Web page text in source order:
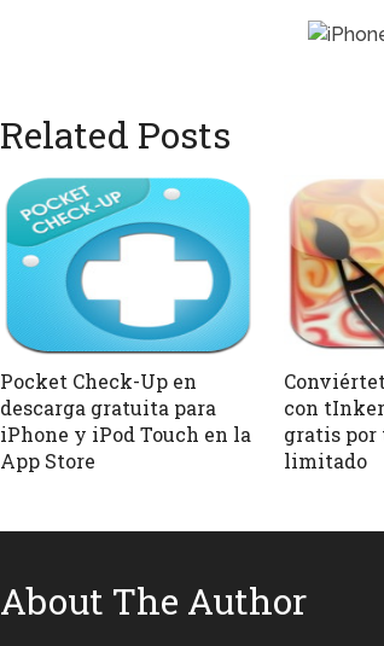
Related Posts
Pocket Check-Up en
descarga gratuita para
iPhone y iPod Touch en la
App Store
con
gratis por
limitado
About The Author